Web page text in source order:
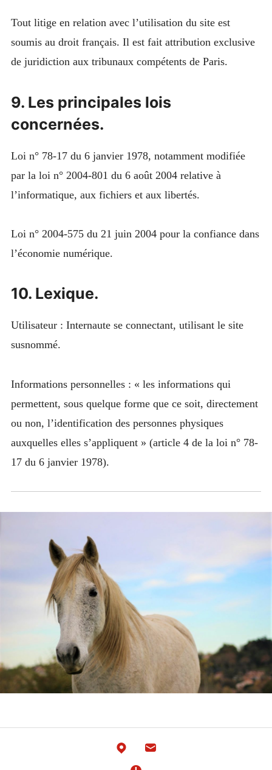
Tout litige en relation avec l’utilisation du site est
soumis au droit français. Il est fait attribution exclusive
de juridiction aux tribunaux compétents de Paris.
9. Les principales lois
concernées.
Loi n° 78-17 du 6 janvier 1978, notamment modifiée
par la loi n° 2004-801 du 6 août 2004 relative à
l’informatique, aux fichiers et aux libertés.
Loi n° 2004-575 du 21 juin 2004 pour la confiance dans
l’économie numérique.
10. Lexique.
Utilisateur : Internaute se connectant, utilisant le site
susnommé.
Informations personnelles : « les informations qui
permettent, sous quelque forme que ce soit, directement
ou non, l’identification des personnes physiques
auxquelles elles s’appliquent » (article 4 de la loi n° 78-
17 du 6 janvier 1978).